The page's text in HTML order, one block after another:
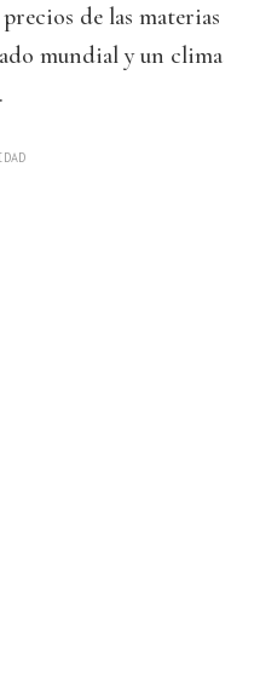
de las materias
mundial y un clima